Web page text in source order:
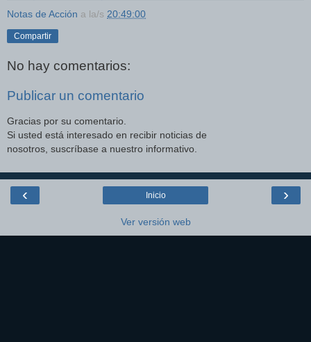
Notas de Acción a la/s 20:49:00
Compartir
No hay comentarios:
Publicar un comentario
Gracias por su comentario.
Si usted está interesado en recibir noticias de
nosotros, suscríbase a nuestro informativo.
‹ ›
Inicio
Ver versión web